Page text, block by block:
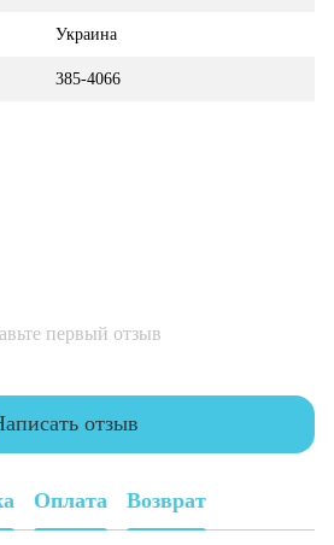
Украина
385-4066
первый отзыв
отзыв
Оплата Возврат